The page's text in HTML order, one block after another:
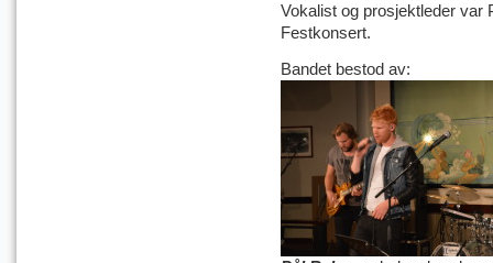
Vokalist og prosjektleder var
Festkonsert.
Bandet bestod av: